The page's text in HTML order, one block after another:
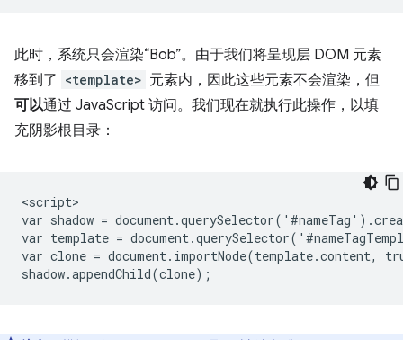
此时，系统只会渲染“Bob”。由于我们将呈现层 DOM 元素
移到了 <template> 元素内，因此这些元素不会渲染，但
可以通过 JavaScript 访问。我们现在就执行此操作，以填
充阴影根目录：
<script>
var shadow =
var template =
var clone = document.importNode(template.content,